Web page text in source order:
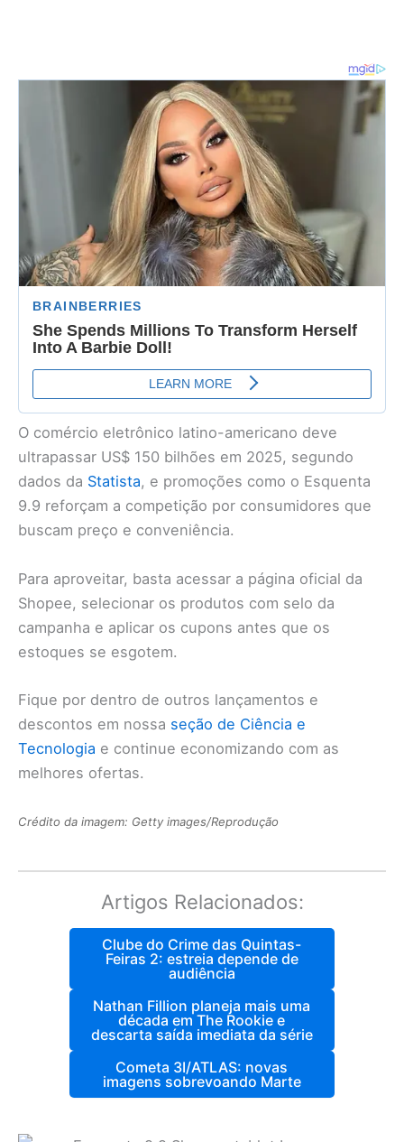
O comércio eletrônico latino-americano deve
ultrapassar US$ 150 bilhões em 2025, segundo
dados da Statista, e promoções como o Esquenta
9.9 reforçam a competição por consumidores que
buscam preço e conveniência.
Para aproveitar, basta acessar a página oficial da
Shopee, selecionar os produtos com selo da
campanha e aplicar os cupons antes que os
estoques se esgotem.
Fique por dentro de outros lançamentos e
descontos em nossa seção de Ciência e
Tecnologia e continue economizando com as
melhores ofertas.
Crédito da imagem: Getty images/Reprodução
Artigos Relacionados:
Clube do Crime das Quintas-
Feiras 2: estreia depende de
audiência
Nathan Fillion planeja mais uma
década em The Rookie e
descarta saída imediata da série
Cometa 3I/ATLAS: novas
imagens sobrevoando Marte